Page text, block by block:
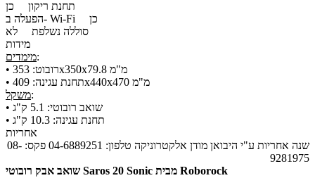
תחנת ריקון כן
הפעלה ב- Wi-Fi
כן
סוללה נשלפת לא
מידות
מימדים:
​• רובוט: 353x350x79.8 מ"מ
​• תחנת עגינה: 409x440x470 מ"מ
משקל:
​• שואב רובוטי: 5.1 ק"ג
​• תחנת עגינה: 10.3 ק"ג
אחריות
שנה אחריות ע"י היבואן מודן אלקטרוניקה טלפון: 04-6889251 פקס: 08-
9281975
שואב אבק רובוטי Saros 20 Sonic מבית Roborock​